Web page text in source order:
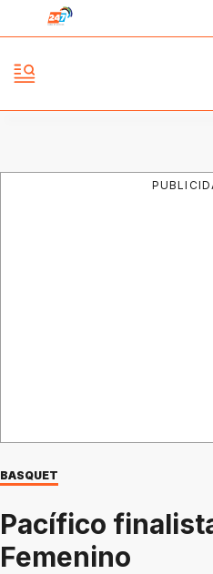
BASQUET
Pacífico
Femenino